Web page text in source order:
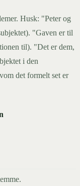
Husk: "Peter og
"Gaven er til
til). "Det er dem,
i den
det formelt set er